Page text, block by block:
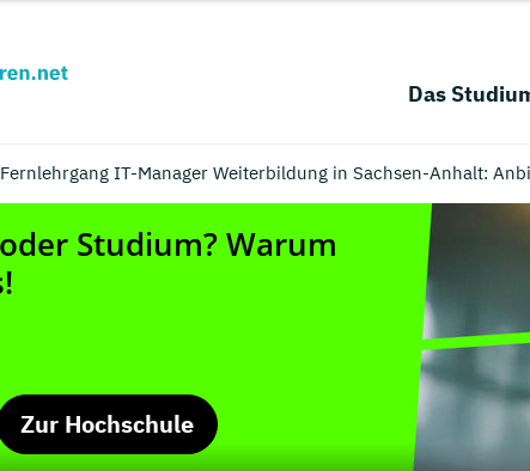
Das
Fernlehrgang IT-Manager Weiterbildung in Sachsen-Anhalt:
Zur Hochschule